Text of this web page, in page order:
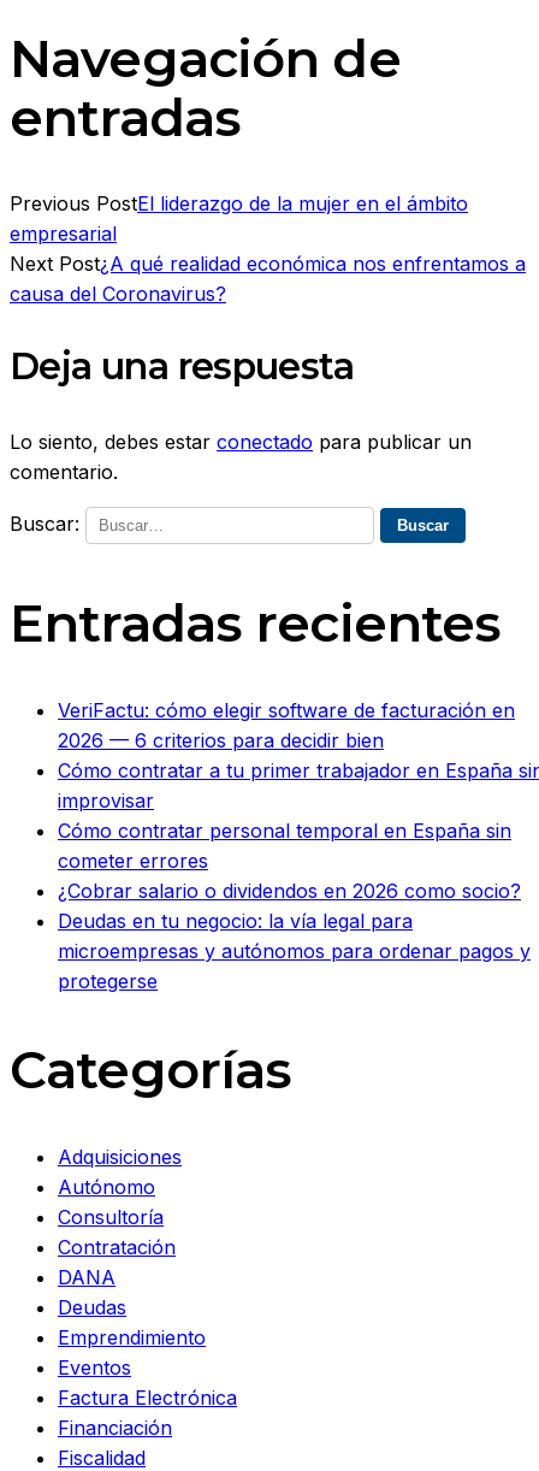
Navegación de
entradas
Previous PostEl liderazgo de la mujer en el ámbito
empresarial
Next Post¿A qué realidad económica nos enfrentamos a
causa del Coronavirus?
Deja una respuesta
Lo siento, debes estar conectado para publicar un
comentario.
Buscar:
Entradas recientes
VeriFactu: cómo elegir software de facturación en
2026 — 6 criterios para decidir bien
Cómo contratar a tu primer trabajador en España
improvisar
Cómo contratar personal temporal en España sin
cometer errores
¿Cobrar salario o dividendos en 2026 como socio?
Deudas en tu negocio: la vía legal para
microempresas y autónomos para ordenar pagos y
protegerse
Categorías
Adquisiciones
Autónomo
Consultoría
Contratación
DANA
Deudas
Emprendimiento
Eventos
Factura Electrónica
Financiación
Fiscalidad